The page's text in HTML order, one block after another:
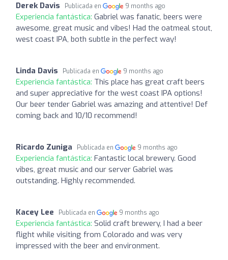
Derek Davis Publicada en 9 months ago
Experiencia fantástica: Gabriel was fanatic, beers were
awesome, great music and vibes! Had the oatmeal stout,
west coast IPA, both subtle in the perfect way!
Linda Davis Publicada en 9 months ago
Experiencia fantástica: This place has great craft beers
and super appreciative for the west coast IPA options!
Our beer tender Gabriel was amazing and attentive! Def
coming back and 10/10 recommend!
Ricardo Zuniga Publicada en 9 months ago
Experiencia fantástica: Fantastic local brewery. Good
vibes, great music and our server Gabriel was
outstanding. Highly recommended.
Kacey Lee Publicada en 9 months ago
Experiencia fantástica: Solid craft brewery, I had a beer
flight while visiting from Colorado and was very
impressed with the beer and environment.